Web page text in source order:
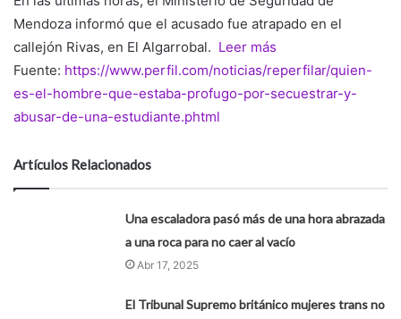
Mendoza informó que el acusado fue atrapado en el
callejón Rivas, en El Algarrobal. Leer más
Fuente: https://www.perfil.com/noticias/reperfilar/quien-
es-el-hombre-que-estaba-profugo-por-secuestrar-y-
abusar-de-una-estudiante.phtml
Artículos Relacionados
Una escaladora pasó más de una hora abrazada
a una roca para no caer al vacío
Abr 17, 2025
El Tribunal Supremo británico mujeres trans no